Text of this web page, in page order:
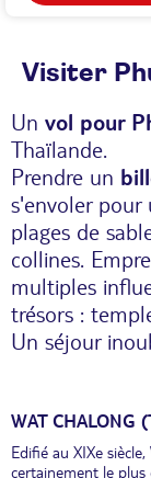
Visiter
Un vol pour
Thaïlande.
Prendre un
s'envoler pour
plages de
collines.
multiples
trésors :
Un séjour
WAT CHALONG
Edifié au XIXe
certainement le